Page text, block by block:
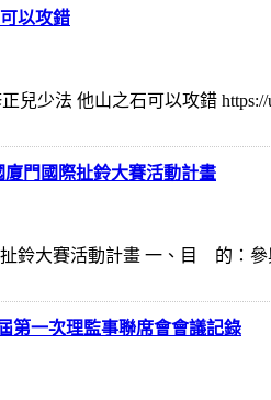
以攻錯
少法 他山之石可以攻錯 https://
門國際扯鈴大賽活動計畫
鈴大賽活動計畫 一、目 的：
第一次理監事聯席會會議記錄